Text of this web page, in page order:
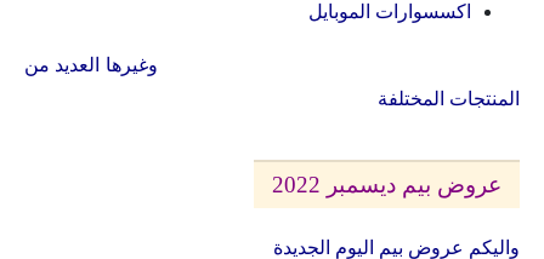
اكسسوارات الموبايل
وغيرها العديد من
المنتجات المختلفة
عروض بيم ديسمبر 2022
واليكم عروض بيم اليوم الجديدة